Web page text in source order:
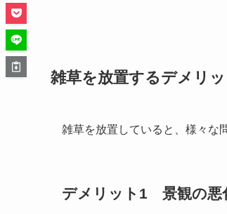
雑草を放置するデメリッ
雑草を放置していると、様々な
デメリット1 景観の悪